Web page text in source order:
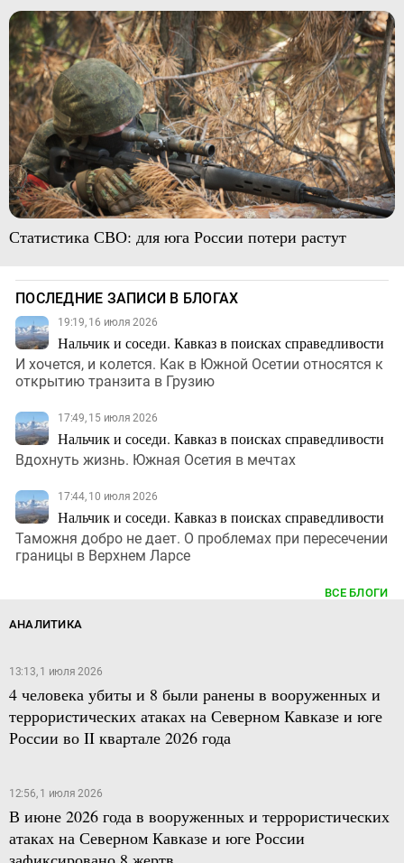
Статистика СВО: для юга России потери растут
ПОСЛЕДНИЕ ЗАПИСИ В БЛОГАХ
19:19, 16 июля 2026
Нальчик и соседи. Кавказ в поисках справедливости
И хочется, и колется. Как в Южной Осетии относятся к
открытию транзита в Грузию
17:49, 15 июля 2026
Нальчик и соседи. Кавказ в поисках справедливости
Вдохнуть жизнь. Южная Осетия в мечтах
17:44, 10 июля 2026
Нальчик и соседи. Кавказ в поисках справедливости
Таможня добро не дает. О проблемах при пересечении
границы в Верхнем Ларсе
ВСЕ БЛОГИ
АНАЛИТИКА
13:13, 1 июля 2026
4 человека убиты и 8 были ранены в вооруженных и
террористических атаках на Северном Кавказе и юге
России во II квартале 2026 года
12:56, 1 июля 2026
В июне 2026 года в вооруженных и террористических
атаках на Северном Кавказе и юге России